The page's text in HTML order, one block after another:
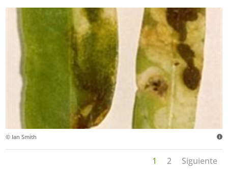
© Ian Smith
1 2 Siguiente